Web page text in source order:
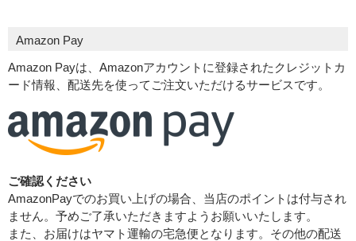
Amazon Pay
Amazon Payは、Amazonアカウントに登録されたクレジットカ
ード情報、配送先を使ってご注文いただけるサービスです。
ご確認ください
AmazonPayでのお買い上げの場合、当店のポイントは付与され
ません。予めご了承いただきますようお願いいたします。
また、お届けはヤマト運輸の宅急便となります。その他の配送